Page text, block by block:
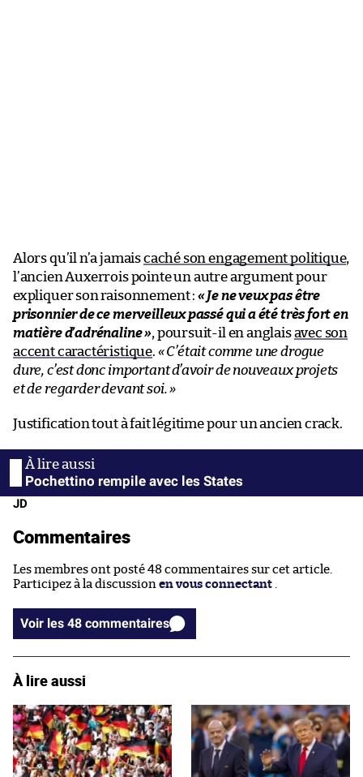
Alors qu’il n’a jamaiscaché son engagement politique,
l’ancien Auxerrois pointe un autre argument pour
expliquer son raisonnement : « Je ne veux pas être
prisonnier de ce merveilleux passé qui a été très fort en
matière d’adrénaline », poursuit-il en anglaisavec son
accent caractéristique. « C’était comme une drogue
dure, c’est donc important d’avoir de nouveaux projets
et de regarder devant soi. »
Justification tout à fait légitime pour un ancien crack.
Pochettino rempile avec les States
JD
Commentaires
Les membres ont posté 48 commentaires sur cet article.
Participez à la discussion en vous connectant
Voir les 48 commentaires
À lire aussi